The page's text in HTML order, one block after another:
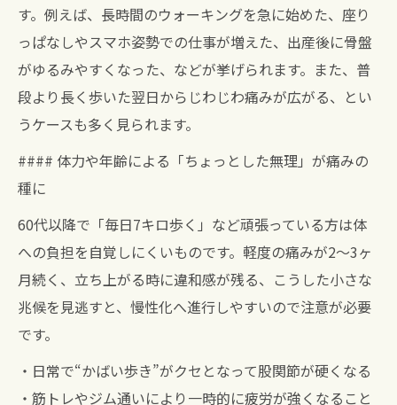
す。例えば、長時間のウォーキングを急に始めた、座り
っぱなしやスマホ姿勢での仕事が増えた、出産後に骨盤
がゆるみやすくなった、などが挙げられます。また、普
段より長く歩いた翌日からじわじわ痛みが広がる、とい
うケースも多く見られます。
#### 体力や年齢による「ちょっとした無理」が痛みの
種に
60代以降で「毎日7キロ歩く」など頑張っている方は体
への負担を自覚しにくいものです。軽度の痛みが2～3ヶ
月続く、立ち上がる時に違和感が残る、こうした小さな
兆候を見逃すと、慢性化へ進行しやすいので注意が必要
です。
・日常で“かばい歩き”がクセとなって股関節が硬くなる
・筋トレやジム通いにより一時的に疲労が強くなること